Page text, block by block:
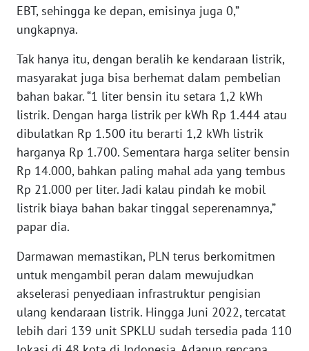
EBT, sehingga ke depan, emisinya juga 0,”
ungkapnya.
Tak hanya itu, dengan beralih ke kendaraan listrik,
masyarakat juga bisa berhemat dalam pembelian
bahan bakar. “1 liter bensin itu setara 1,2 kWh
listrik. Dengan harga listrik per kWh Rp 1.444 atau
dibulatkan Rp 1.500 itu berarti 1,2 kWh listrik
harganya Rp 1.700. Sementara harga seliter bensin
Rp 14.000, bahkan paling mahal ada yang tembus
Rp 21.000 per liter. Jadi kalau pindah ke mobil
listrik biaya bahan bakar tinggal seperenamnya,”
papar dia.
Darmawan memastikan, PLN terus berkomitmen
untuk mengambil peran dalam mewujudkan
akselerasi penyediaan infrastruktur pengisian
ulang kendaraan listrik. Hingga Juni 2022, tercatat
lebih dari 139 unit SPKLU sudah tersedia pada 110
WN
KALTARA
WN
KALSEL
WN
WN
SULSEL
WN
GORONTALO
WN
SULUT
WN
MALUKU